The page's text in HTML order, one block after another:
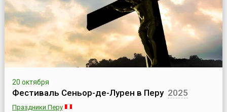
20 октября
Фестиваль Сеньор-де-Лурен в Перу 2025
Праздники Перу